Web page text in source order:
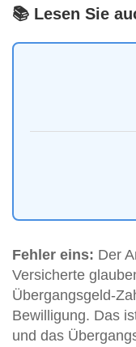
📚 Lesen Sie
Fehler eins: Der
Versicherte
Übergangsgeld-
Bewilligung. Das
und das